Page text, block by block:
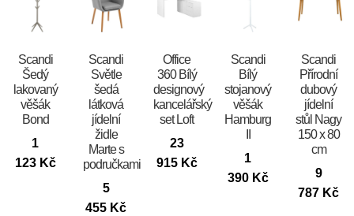
Scandi
Šedý
lakovaný
věšák
Bond
1
123 Kč
Scandi
Světle
šedá
látková
jídelní
židle
Marte s
područkami
5
455 Kč
Office
360 Bílý
designový
kancelářský
set Loft
23
915 Kč
Scandi
Bílý
stojanový
věšák
Hamburg
1
390 Kč
Scandi
Přírodní
dubový
jídelní
stůl Nagy
150 x 80
cm
9
787 Kč